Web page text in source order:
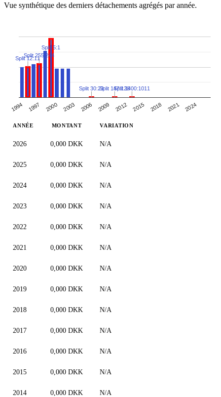
Vue synthétique des derniers détachements agrégés par année.
1994 1997 2000 2003 2006 2009 2012 2015 2018 2021 2024
Split 12:11
Split 255:244
Split 5:1
Split 30:23Split 147:128Split 1400:1011
ANNÉE MONTANT VARIATION
2026 0,000 DKK N/A
2025 0,000 DKK N/A
2024 0,000 DKK N/A
2023 0,000 DKK N/A
2022 0,000 DKK N/A
2021 0,000 DKK N/A
2020 0,000 DKK N/A
2019 0,000 DKK N/A
2018 0,000 DKK N/A
2017 0,000 DKK N/A
2016 0,000 DKK N/A
2015 0,000 DKK N/A
2014 0,000 DKK N/A